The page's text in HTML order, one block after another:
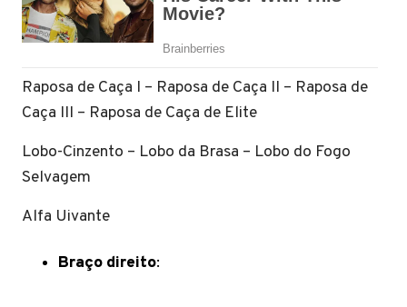
Raposa de Caça I – Raposa de Caça II – Raposa de
Caça III – Raposa de Caça de Elite
Lobo-Cinzento – Lobo da Brasa – Lobo do Fogo
Selvagem
Alfa Uivante
Braço direito: